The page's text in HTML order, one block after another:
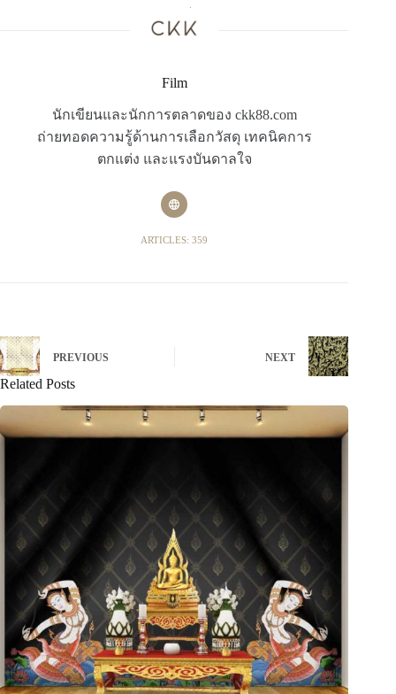
Film
นักเขียนและนักการตลาดของ ckk88.com
ถ่ายทอดความรู้ด้านการเลือกวัสดุ เทคนิคการ
ตกแต่ง และแรงบันดาลใจ
ARTICLES: 359
PREVIOUS NEXT
Related Posts